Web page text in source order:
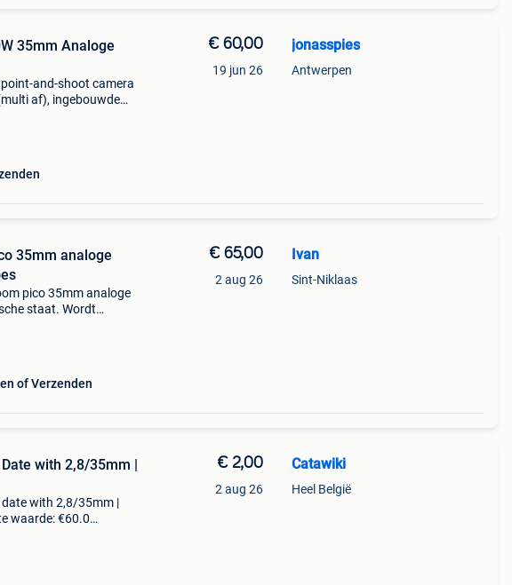
35mm Analoge
and-shoot camera
af), ingebouwde
€ 60,00
19 jun 26
jonasspies
Antwerpen
35mm analoge
pico 35mm analoge
staat. Wordt
of Verzenden
€ 65,00
2 aug 26
Ivan
Sint-Niklaas
with 2,8/35mm |
with 2,8/35mm |
waarde: €60.0
€ 2,00
2 aug 26
Catawiki
Heel België